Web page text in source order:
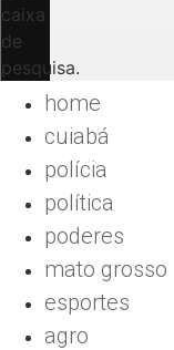
caixa
de
pesquisa.
home
cuiabá
polícia
política
poderes
mato grosso
esportes
agro